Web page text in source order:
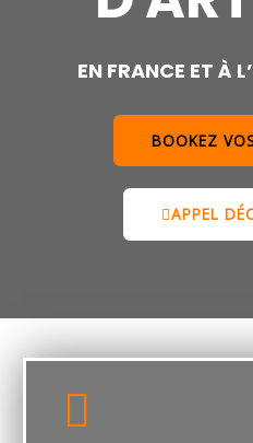
EN FRANCE ET À
BOOKEZ
APPEL